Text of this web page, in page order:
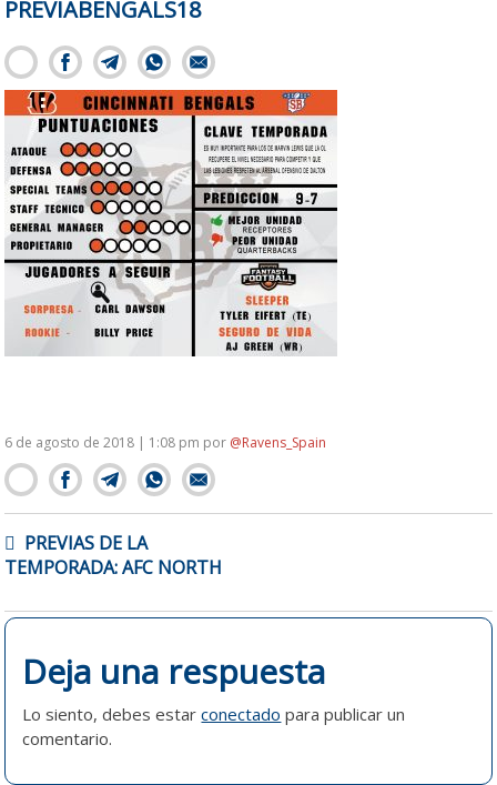
PREVIABENGALS18
6 de agosto de 2018 | 1:08 pm por @Ravens_Spain
NAVEGACIÓN
DE
ENTRADAS
PREVIAS DE LA
TEMPORADA: AFC NORTH
Deja una respuesta
Lo siento, debes estarconectado para publicar un
comentario.